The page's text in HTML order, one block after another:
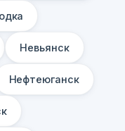
Невьянск
Нефтеюганск